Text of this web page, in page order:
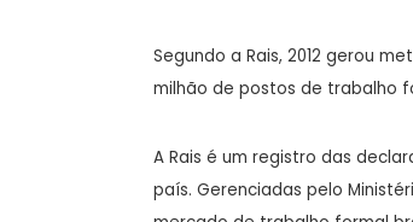
Segundo a Rais, 2012 gerou
milhão de postos de trabalho
A Rais é um registro das
país. Gerenciadas pelo